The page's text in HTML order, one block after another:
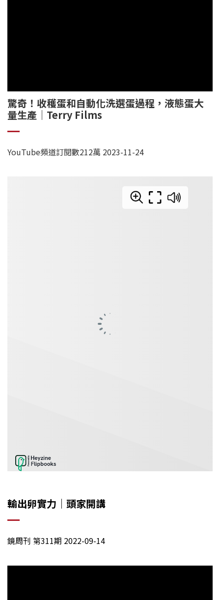
驚奇！收穫蛋和自動化洗選蛋過程，液態蛋大
量生產｜Terry Films
YouTube頻道訂閱數212萬 2023-11-24
輸出卵實力｜頭家開講
鏡周刊 第311期 2022-09-14